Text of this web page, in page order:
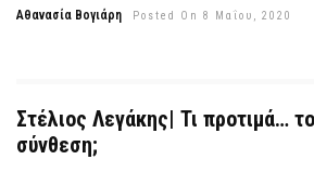
Αθανασία Βογιάρη Posted On 8 Μαΐου, 2020
Στέλιος Λεγάκης| Τι προτιμά…
σύνθεση;